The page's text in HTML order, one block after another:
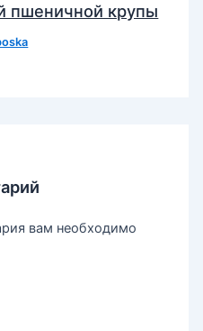
пшеничной крупы
вам необходимо